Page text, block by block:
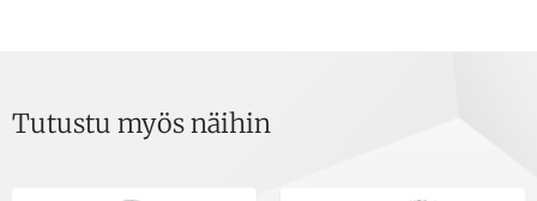
Tutustu myös näihin